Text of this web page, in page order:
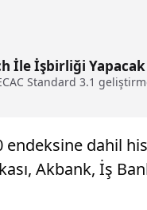
İle İşbirliği Yapacak
Standard 3.1
endeksine dahil
Akbank, İş